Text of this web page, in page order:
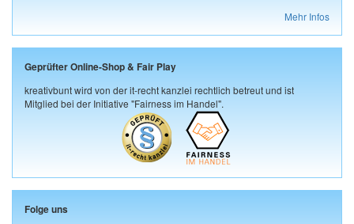
Mehr Infos
Geprüfter Online-Shop & Fair Play
kreativbunt wird von der it-recht kanzlei rechtlich betreut und ist
Mitglied bei der Initiative "Fairness im Handel".
Folge uns